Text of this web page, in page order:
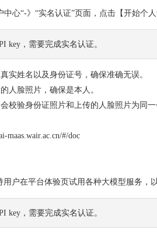
中心“-》“实名认证”页面，点击【开始
key，需要完成实名认证。
实姓名以及身份证号，确保准确无误。
人脸照片，确保是本人。
校验身份证照片和上传的人脸照片为同
maas.wair.ac.cn/#/doc
用户在平台体验页试用各种大模型服务，
key，需要完成实名认证。